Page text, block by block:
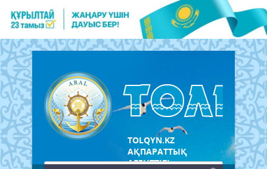
TOLQYN.KZ
АҚПАРАТТЫҚ
АГЕНТТІГІ